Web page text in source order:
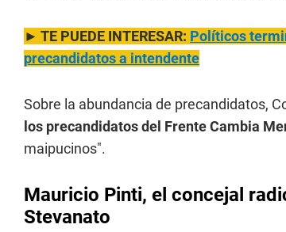
► TE PUEDE INTERESAR: Políticos
precandidatos a intendente
Sobre la abundancia de precandidatos,
los precandidatos del Frente Cambia
maipucinos".
Mauricio Pinti, el concejal
Stevanato